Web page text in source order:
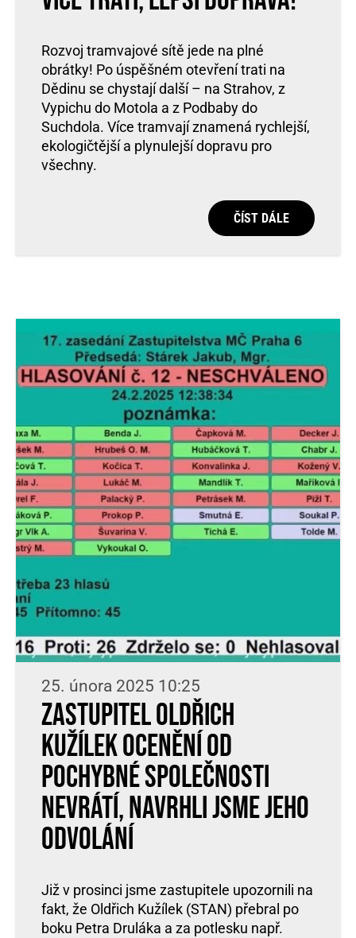
Rozvoj tramvajové sítě jede na plné
obrátky! Po úspěšném otevření trati na
Dědinu se chystají další – na Strahov, z
Vypichu do Motola a z Podbaby do
Suchdola. Více tramvají znamená rychlejší,
ekologičtější a plynulejší dopravu pro
všechny.
ČÍST DÁLE
25. února 2025 10:25
Zastupitel Oldřich
Kužílek ocenění od
pochybné společnosti
nevrátí, navrhli jsme jeho
odvolání
Již v prosinci jsme zastupitele upozornili na
fakt, že Oldřich Kužílek (STAN) přebral po
boku Petra Druláka a za potlesku např.